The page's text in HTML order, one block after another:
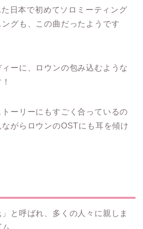
日本で初めてソロミーティング
グも、この曲だったようです
ーに、ロウンの包み込むような
トーリーにもすごく合っているの
がらロウンのOSTにも耳を傾け
と呼ばれ、多くの人々に親しま
。